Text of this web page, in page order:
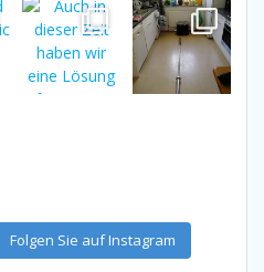
Folgen Sie auf Instagram